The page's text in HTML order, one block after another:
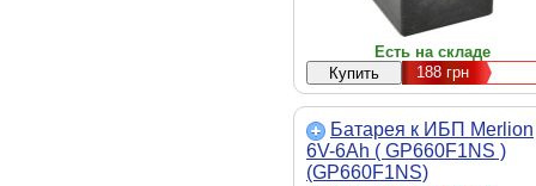
Есть на складе
188грн
Батарея к ИБП Merlion
6V-6Ah ( GP660F1NS )
(GP660F1NS)